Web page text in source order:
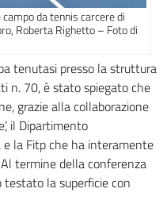
da tennis carcere di
Roberta Righetto – Foto di
tenutasi presso la struttura
n. 70, è stato spiegato che
grazie alla collaborazione
il Dipartimento
e la Fitp che ha interamente
termine della conferenza
la superficie con